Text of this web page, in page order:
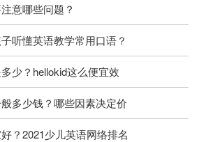
意哪些问题？
听懂英语教学常用口语？
少？hellokid这么便宜效
多少钱？哪些因素决定价
？2021少儿英语网络排名